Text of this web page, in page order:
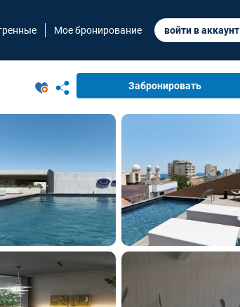
Мое бронирование войти в аккаунт
Забронировать